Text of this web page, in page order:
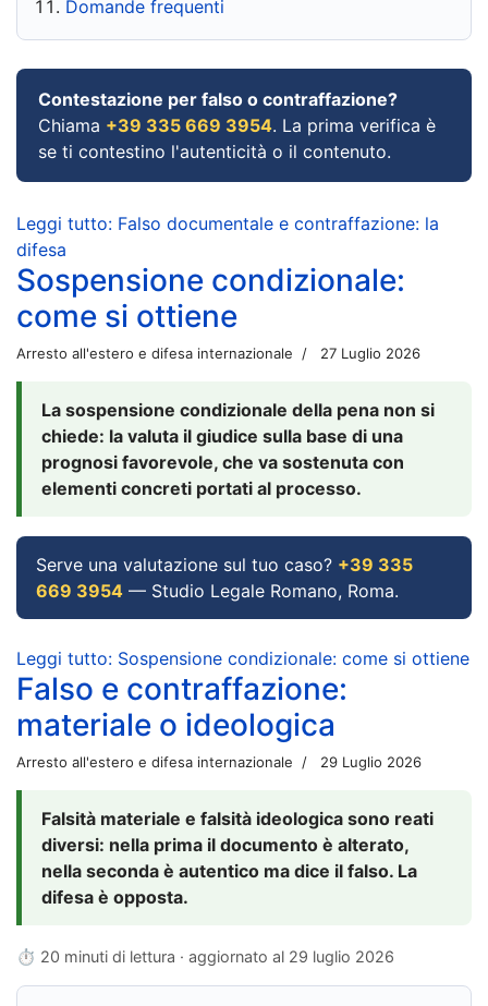
Domande frequenti
Contestazione per falso o contraffazione?
Chiama +39 335 669 3954. La prima verifica è
se ti contestino l'autenticità o il contenuto.
Leggi tutto: Falso documentale e contraffazione: la
difesa
Sospensione condizionale:
come si ottiene
Arresto all'estero e difesa internazionale 27 Luglio 2026
La sospensione condizionale della pena non si
chiede: la valuta il giudice sulla base di una
prognosi favorevole, che va sostenuta con
elementi concreti portati al processo.
Serve una valutazione sul tuo caso? +39 335
669 3954 — Studio Legale Romano, Roma.
Leggi tutto: Sospensione condizionale: come si ottiene
Falso e contraffazione:
materiale o ideologica
Arresto all'estero e difesa internazionale 29 Luglio 2026
Falsità materiale e falsità ideologica sono reati
diversi: nella prima il documento è alterato,
nella seconda è autentico ma dice il falso. La
difesa è opposta.
⏱ 20 minuti di lettura · aggiornato al 29 luglio 2026